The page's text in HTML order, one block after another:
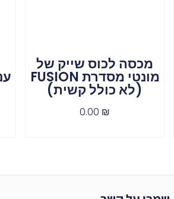
מכסה לכוס שייק של
מונטי מסדרת FUSION
(לא כולל קשית)
0.00 ₪